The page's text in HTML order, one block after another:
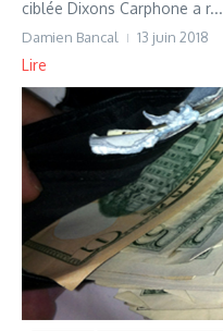
ciblée Dixons Carphone a r...
Damien Bancal 13 juin 2018
Lire